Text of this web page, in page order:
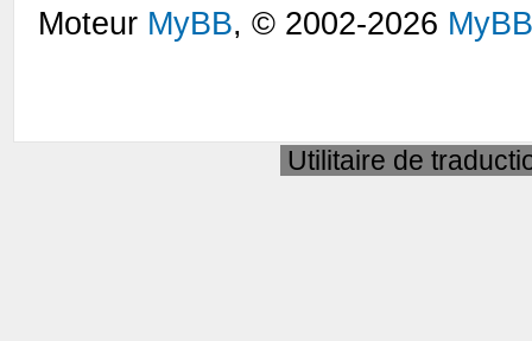
Moteur MyBB, © 2002-2026
Utilitaire de